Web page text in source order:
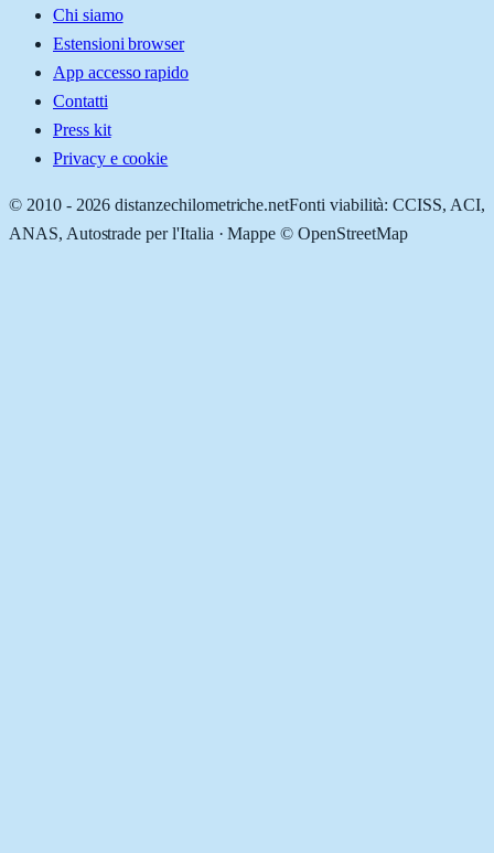
Chi siamo
Estensioni browser
App accesso rapido
Contatti
Press kit
Privacy e cookie
© 2010 - 2026 distanzechilometriche.netFonti viabilità: CCISS, ACI,
ANAS, Autostrade per l'Italia · Mappe © OpenStreetMap